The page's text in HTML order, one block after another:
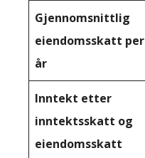
Gjennomsnittlig
eiendomsskatt per
år
Inntekt etter
inntektsskatt og
eiendomsskatt